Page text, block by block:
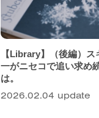
【Library】（後編）
一がニセコで追い求め
は。
2026.02.04 update